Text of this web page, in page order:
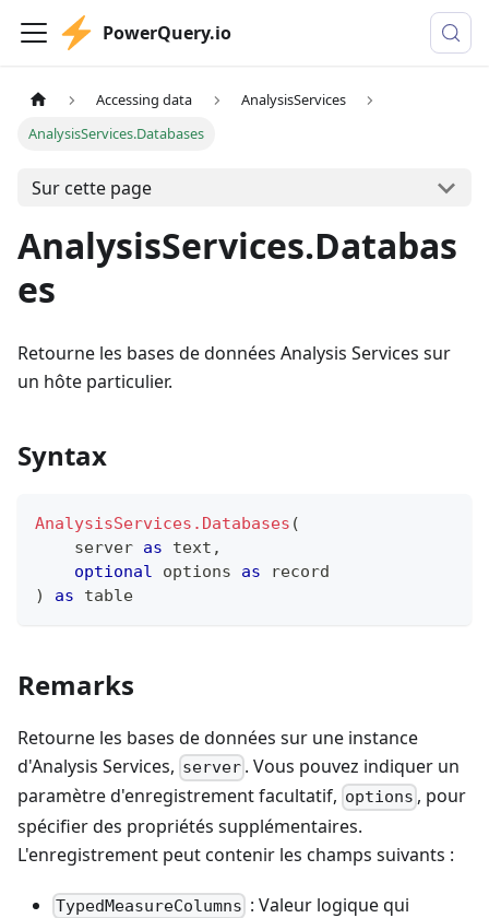
PowerQuery.io
Accessing data
AnalysisServices
AnalysisServices.Databases
Sur cette page
AnalysisServices.Databas
es
Retourne les bases de données Analysis Services sur
un hôte particulier.
Syntax
AnalysisServices.Databases (
    server
as text ,
optional options as
record
)
as table
Remarks
Retourne les bases de données sur une instance
d'Analysis Services, server . Vous pouvez indiquer un
paramètre d'enregistrement facultatif, options , pour
spécifier des propriétés supplémentaires.
L'enregistrement peut contenir les champs suivants :
TypedMeasureColumns : Valeur logique qui